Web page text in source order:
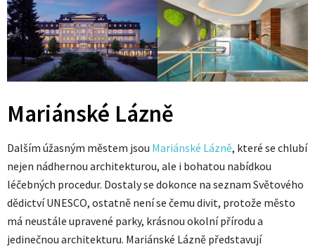
Mariánské Lázně
Dalším úžasným městem jsou Mariánské Lázně, které se chlubí
nejen nádhernou architekturou, ale i bohatou nabídkou
léčebných procedur. Dostaly se dokonce na seznam Světového
dědictví UNESCO, ostatně není se čemu divit, protože město
má neustále upravené parky, krásnou okolní přírodu a
jedinečnou architekturu. Mariánské Lázně představují